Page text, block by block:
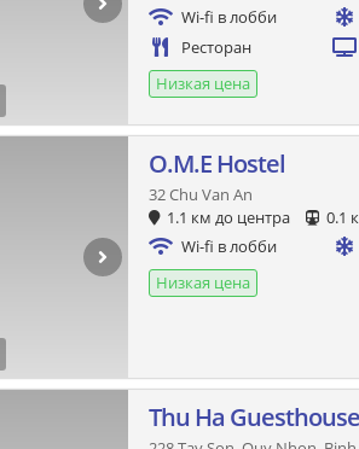
Wi-fi в лобби
Ресторан
Низкая цена
O.M.E Hostel
32 Chu Van An
1.1 км до центра
0.1
Wi-fi в лобби
Низкая цена
Thu Ha Guesthouse